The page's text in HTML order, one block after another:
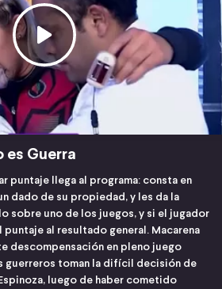
es Guerra
puntaje llega al programa: consta en
dado de su propiedad, y les da la
sobre uno de los juegos, y si el jugador
puntaje al resultado general. Macarena
descompensación en pleno juego
guerreros toman la difícil decisión de
luego de haber cometido